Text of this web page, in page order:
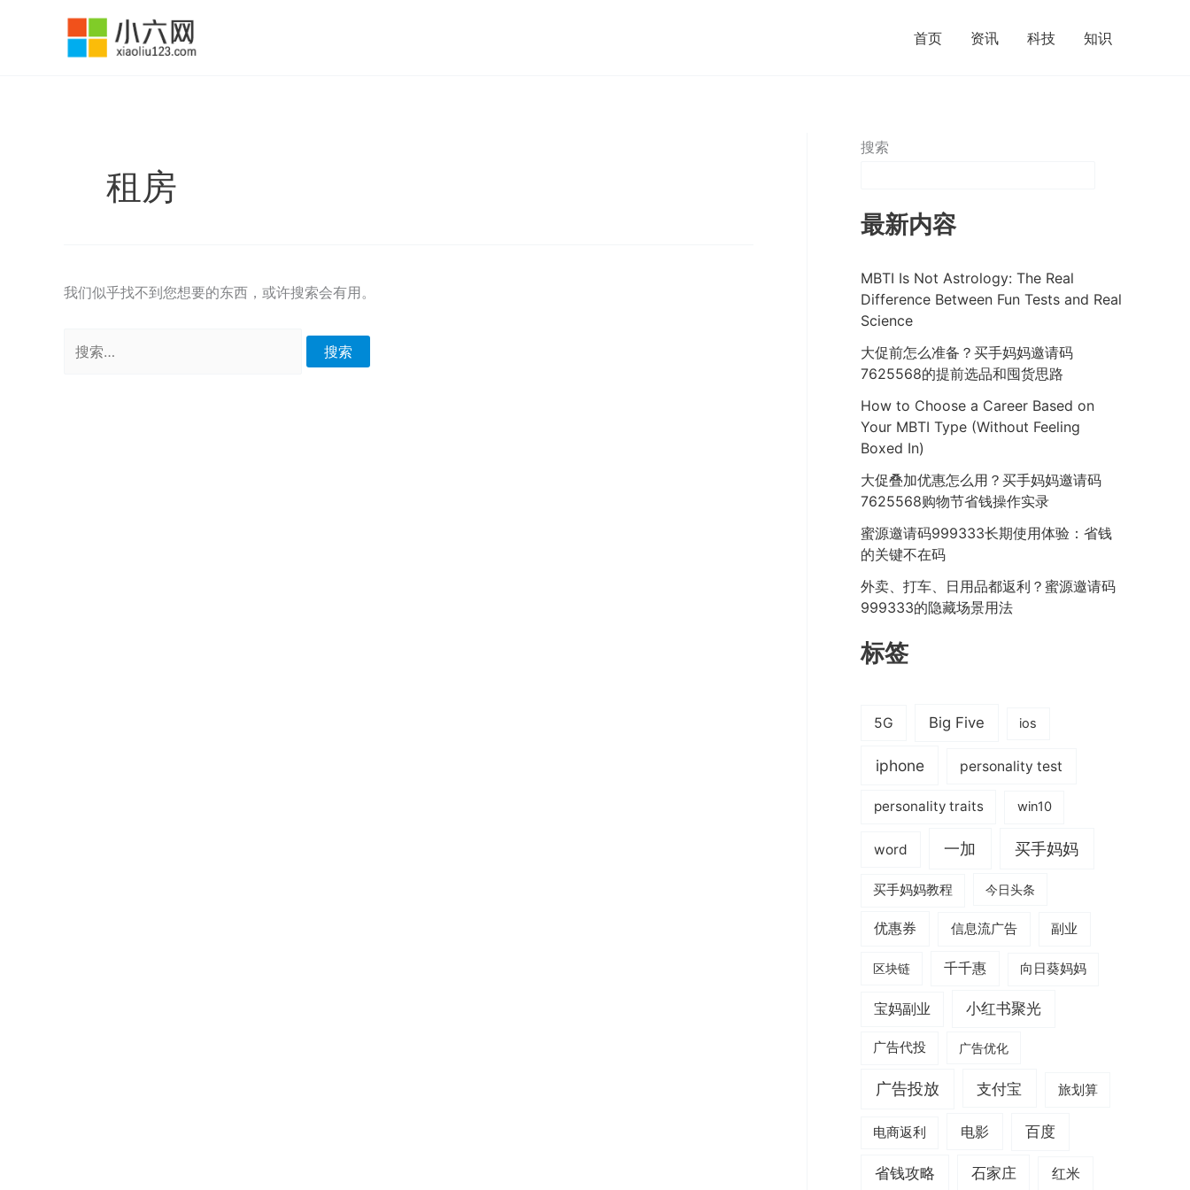
首页 资讯 科技 知识
租房
我们似乎找不到您想要的东西，或许搜索会有用。
索：
搜索
最新内容
MBTI Is Not Astrology: The Real
Difference Between Fun Tests and Real
Science
大促前怎么准备？买手妈妈邀请码
7625568的提前选品和囤货思路
How to Choose a Career Based on
Your MBTI Type (Without Feeling
Boxed In)
大促叠加优惠怎么用？买手妈妈邀请码
7625568购物节省钱操作实录
蜜源邀请码999333长期使用体验：省钱
的关键不在码
外卖、打车、日用品都返利？蜜源邀请码
999333的隐藏场景用法
标签
5G Big Five ios
iphone personality test
personality traits win10
word 一加 买手妈妈
买手妈妈教程 今日头条
优惠券 信息流广告 副业
区块链 千千惠 向日葵妈妈
宝妈副业 小红书聚光
广告代投 广告优化
广告投放 支付宝 旅划算
电商返利 电影 百度
省钱攻略 石家庄 红米